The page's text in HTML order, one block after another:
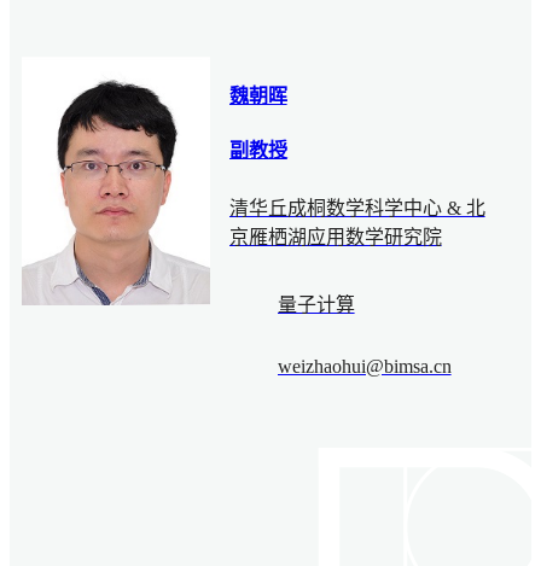
魏朝晖
副教授
清华丘成桐数学科学中心 & 北
京雁栖湖应用数学研究院
量子计算
weizhaohui@bimsa.cn